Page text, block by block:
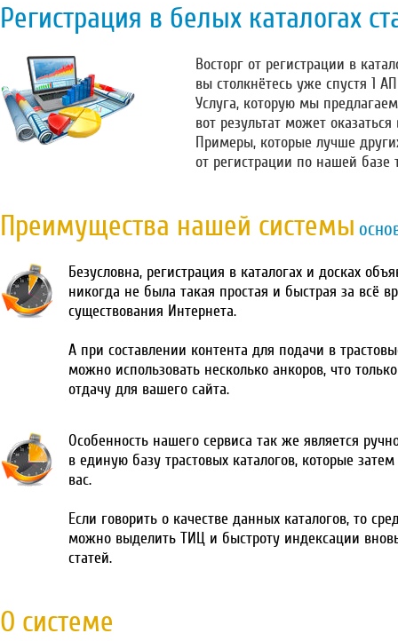
Регистрация в белых каталогах
Восторг от регистрации в
вы столкнётесь уже спустя 1
Услуга, которую мы
вот результат может
Примеры, которые лучше
от регистрации по нашей базе
Преимущества нашей системы
Безусловна, регистрация в каталогах и досках
никогда не была такая простая и быстрая за всё
существования Интернета.
А при составлении контента для подачи в
можно использовать несколько анкоров, что
отдачу для вашего сайта.
Особенность нашего сервиса так же является
в единую базу трастовых каталогов, которые
вас.
Если говорить о качестве данных каталогов, то
можно выделить ТИЦ и быстроту индексации
статей.
О системе